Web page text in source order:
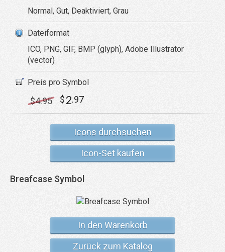
Normal, Gut, Deaktiviert, Grau
Dateiformat
ICO, PNG, GIF, BMP (glyph), Adobe Illustrator
(vector)
Preis pro Symbol
$4.95 $2.97
Icons durchsuchen
Icon-Set kaufen
Breafcase Symbol
In den Warenkorb
Zurück zum Katalog